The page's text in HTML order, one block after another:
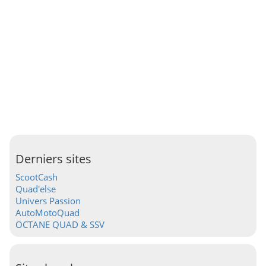
Derniers sites
ScootCash
Quad'else
Univers Passion
AutoMotoQuad
OCTANE QUAD & SSV